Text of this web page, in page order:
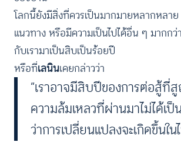
โลกนี้ยังมีสิ่งที่ควรเป็นมากมายหลากหลาย
แนวทาง หรือมีความเป็นไปได้อื่น ๆ มากกว่
กับเรามาเป็นสิบเป็นร้อยปี
หรือที่เลนินเคยกล่าวว่า
“เราอาจมีสิบปีของการต่อสู้ที่
ความล้มเหลวที่ผ่านมาไม่ได้เ
ว่าการเปลี่ยนแปลงจะเกิดขึ้นใ